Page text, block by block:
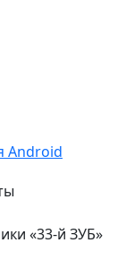
«33-й ЗУБ»